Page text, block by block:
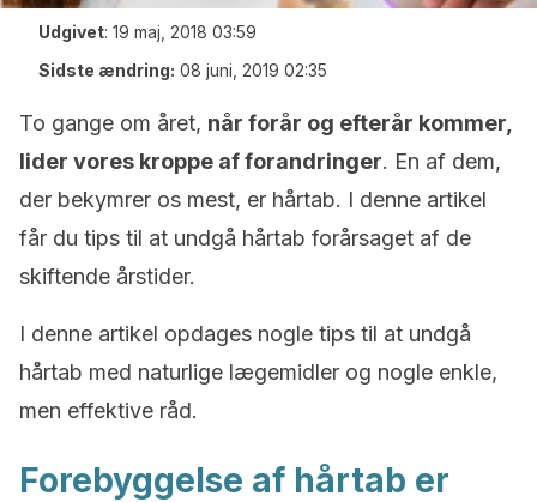
Udgivet: 19 maj, 2018 03:59
Sidste ændring: 08 juni, 2019 02:35
To gange om året, når forår og efterår kommer,
lider vores kroppe af forandringer. En af dem,
der bekymrer os mest, er hårtab. I denne artikel
får du tips til at undgå hårtab forårsaget af de
skiftende årstider.
I denne artikel opdages nogle tips til at undgå
hårtab med naturlige lægemidler og nogle enkle,
men effektive råd.
Forebyggelse af hårtab er